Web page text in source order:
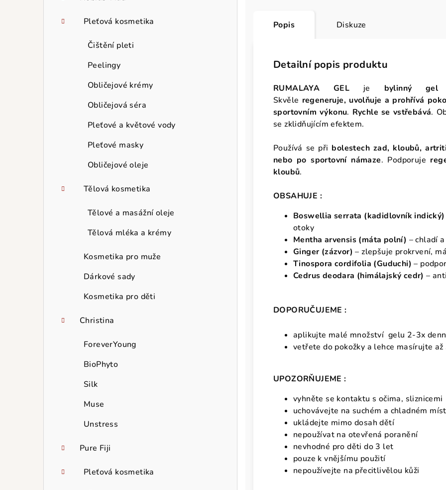
Pleťová kosmetika
Čištění pleti
Peelingy
Obličejové krémy
Obličejová séra
Pleťové a květové vody
Pleťové masky
Obličejové oleje
Tělová kosmetika
Tělové a masážní oleje
Tělová mléka a krémy
Kosmetika pro muže
Dárkové sady
Kosmetika pro děti
Christina
ForeverYoung
BioPhyto
Silk
Muse
Unstress
Pure Fiji
Pleťová kosmetika
Popis Diskuze
Detailní popis produktu
RUMALAYA GEL je bylinný gel
Skvěle regeneruje, uvolňuje a prohřívá
sportovním výkonu. Rychle se vstřebává.
se zklidňujícím efektem.
Používá se při bolestech zad, kloubů,
nebo po sportovní námaze. Podporuje
kloubů.
OBSAHUJE :
Boswellia serrata (kadidlovník indický)
otoky
Mentha arvensis (máta polní) – chladí
Ginger (zázvor) – zlepšuje prokrvení,
Tinospora cordifolia (Guduchi) –
Cedrus deodara (himálajský cedr) –
DOPORUČUJEME :
aplikujte malé množství gelu 2-3x
vetřete do pokožky a lehce masírujte
UPOZORŇUJEME :
vyhněte se kontaktu s očima,
uchovávejte na suchém a chladném
ukládejte mimo dosah dětí
nepoužívat na otevřená poranění
nevhodné pro děti do 3 let
pouze k vnějšímu použití
nepoužívejte na přecitlivělou kůži